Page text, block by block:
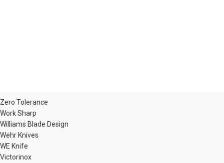
Zero Tolerance
Work Sharp
Williams Blade Design
Wehr Knives
WE Knife
Victorinox